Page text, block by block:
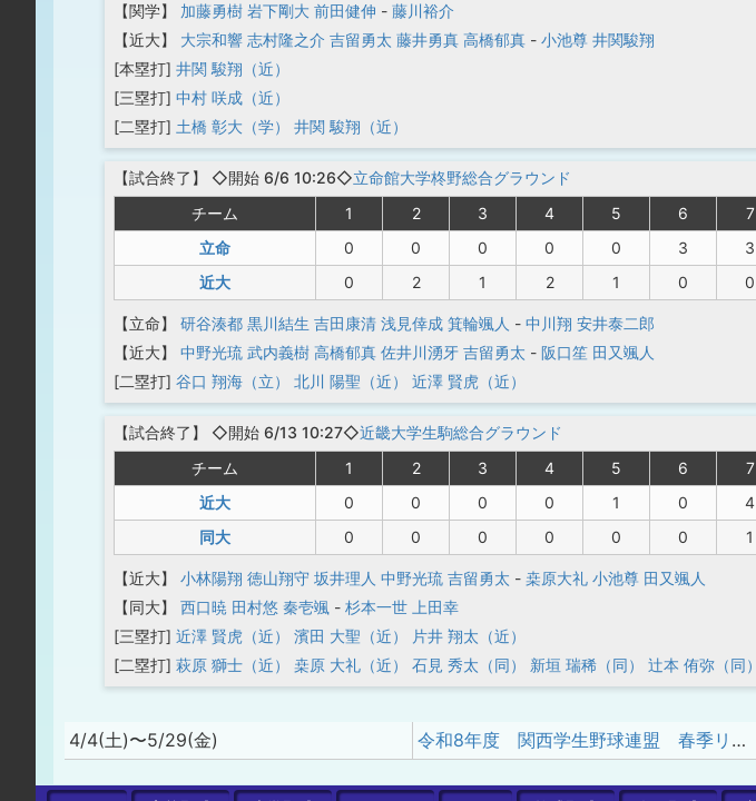
【関学】 加藤勇樹 岩下剛大 前田健伸 - 藤川裕介
【近大】
大宗和響 志村隆之介 吉留勇太 藤井勇真 高橋郁真 - 小池尊 井関駿翔
[本塁打] 井関 駿翔（近）
[三塁打] 中村 咲成（近）
[二塁打] 土橋 彰大（学） 井関 駿翔（近）
【試合終了 】 ◇開始 6/6 10:26◇立命館大学柊野総合グラウンド
チーム
1 2 3 4 5 6 7
立命
0 0 0 0 0 3 3
近大
0 2 1 2 1 0 0
【立命】 研谷湊都 黒川結生 吉田康清 浅見倖成 箕輪颯人 - 中川翔 安井泰二郎
【近大】
中野光琉 武内義樹 高橋郁真 佐井川湧牙 吉留勇太 - 阪口笙 田又颯人
[二塁打] 谷口 翔海（立） 北川 陽聖（近） 近澤 賢虎（近）
【試合終了 】 ◇開始 6/13 10:27◇近畿大学生駒総合グラウンド
チーム
1 2 3 4 5 6 7
近大
0 0 0 0 1 0 4
同大
0 0 0 0 0 0 1
【近大】 小林陽翔 徳山翔守 坂井理人 中野光琉 吉留勇太 - 桒原大礼 小池尊 田又颯人
【同大】
西口暁 田村悠 秦壱颯 - 杉本一世 上田幸
[三塁打] 近澤 賢虎（近） 濱田 大聖（近）
片井 翔太（近）
[二塁打] 萩原 獅士（近） 桒原 大礼（近） 石見 秀太（同） 新垣 瑞稀（同） 辻本 侑弥（同）
4/4(土)〜5/29(金) 令和8年度 関西学生野球連盟 春季リーグ戦